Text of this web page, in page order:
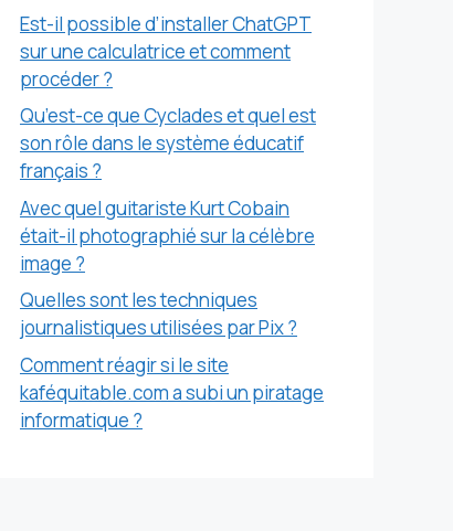
Est-il possible d’installer ChatGPT
sur une calculatrice et comment
procéder ?
Qu’est-ce que Cyclades et quel est
son rôle dans le système éducatif
français ?
Avec quel guitariste Kurt Cobain
était-il photographié sur la célèbre
image ?
Quelles sont les techniques
journalistiques utilisées par Pix ?
Comment réagir si le site
kaféquitable.com a subi un piratage
informatique ?